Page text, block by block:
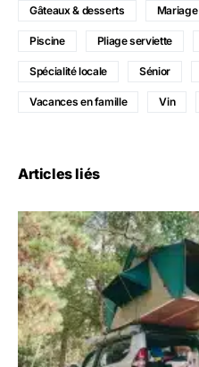
Gâteaux & desserts Mariage
Piscine Pliage serviette
Spécialité locale Sénior
Vacances en famille Vin
Articles liés